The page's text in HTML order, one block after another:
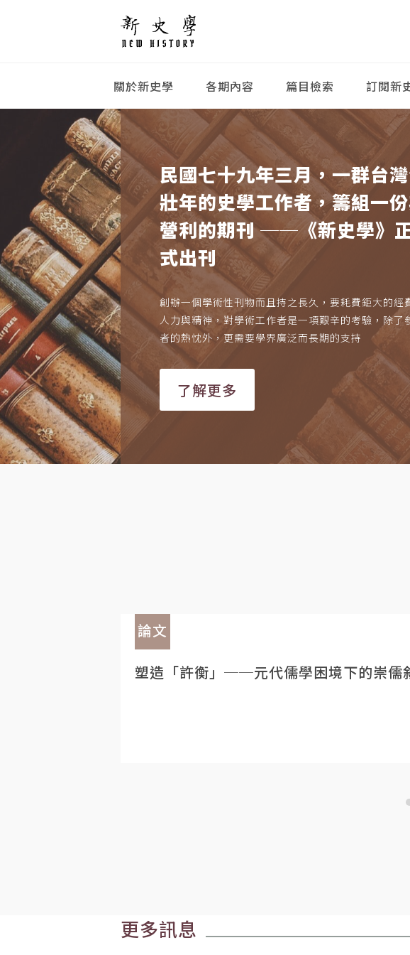
關於新史學 各期內容 篇目檢索 訂閱新
民國七十九年三月，一群台
壯年的史學工作者，籌組一
營利的期刊 ──《新史學》
式出刊
創辦一個學術性刊物而且持之長久，要耗費鉅大的經
人力與精神，對學術工作者是一項艱辛的考驗，除了
者的熱忱外，更需要學界廣泛而長期的支持
了解更多
論文
塑造「許衡」──元代儒學困境下的崇儒
更多訊息